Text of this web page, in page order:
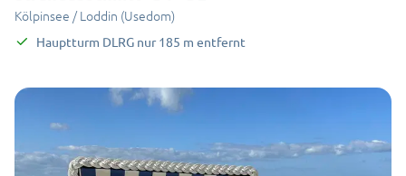
Kölpinsee / Loddin (Usedom)
Hauptturm DLRG nur 185 m entfernt